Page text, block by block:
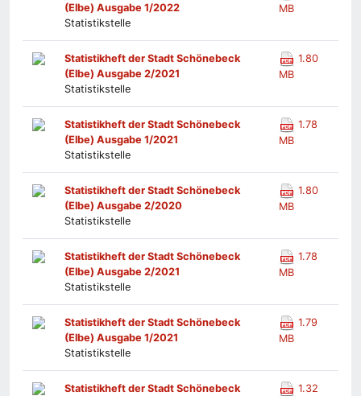
(Elbe) Ausgabe 1/2022
Statistikstelle
MB
Statistikheft der Stadt Schönebeck
(Elbe) Ausgabe 2/2021
Statistikstelle
1.80
MB
Statistikheft der Stadt Schönebeck
(Elbe) Ausgabe 1/2021
Statistikstelle
1.78
MB
Statistikheft der Stadt Schönebeck
(Elbe) Ausgabe 2/2020
Statistikstelle
1.80
MB
Statistikheft der Stadt Schönebeck
(Elbe) Ausgabe 2/2021
Statistikstelle
1.78
MB
Statistikheft der Stadt Schönebeck
(Elbe) Ausgabe 1/2021
Statistikstelle
1.79
MB
Statistikheft der Stadt Schönebeck
1.32